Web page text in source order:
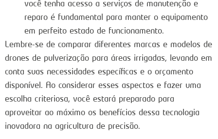
você tenha acesso a serviços de manutenção e
reparo é fundamental para manter o equipamento
em perfeito estado de funcionamento.
Lembre-se de comparar diferentes marcas e modelos de
drones de pulverização para áreas irrigadas, levando em
conta suas necessidades específicas e o orçamento
disponível. Ao considerar esses aspectos e fazer uma
escolha criteriosa, você estará preparado para
aproveitar ao máximo os benefícios dessa tecnologia
inovadora na agricultura de precisão.